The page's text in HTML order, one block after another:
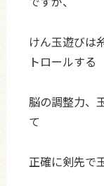
けん玉遊びは
トロールする
脳の調整力、
て
正確に剣先で